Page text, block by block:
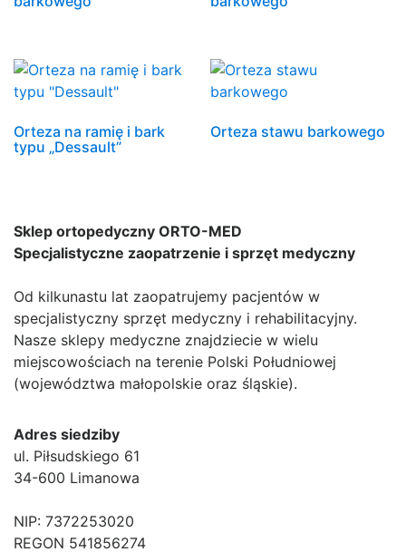
Orteza na ramię i bark
typu „Dessault”
Orteza stawu barkowego
Sklep ortopedyczny ORTO-MED
Specjalistyczne zaopatrzenie i sprzęt medyczny
Od kilkunastu lat zaopatrujemy pacjentów w
specjalistyczny sprzęt medyczny i rehabilitacyjny.
Nasze sklepy medyczne znajdziecie w wielu
miejscowościach na terenie Polski Południowej
(województwa małopolskie oraz śląskie).
Adres siedziby
ul. Piłsudskiego 61
34-600 Limanowa
NIP: 7372253020
REGON 541856274